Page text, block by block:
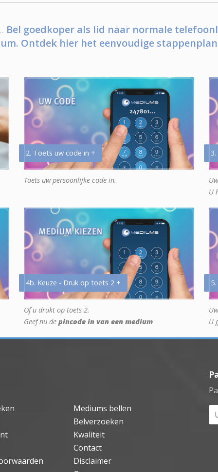
Bel goedkoper als lid naar normale
Ontdek hier het eenvoudige
2. Toets uw code in +
Toets uw persoonlijke code in.
U
4b. Keuze - Druk op toets 2 +
Of u drukt op toets 2.
Geef nu de pincode in van een medium
U
Mediums bellen
Belverzoeken
Kwaliteit
Contact
Disclaimer